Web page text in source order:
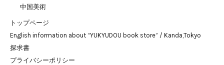
中国美術
トップページ
English information about “YUKYUDOU book store” / Kanda,Tokyo
探求書
プライバシーポリシー